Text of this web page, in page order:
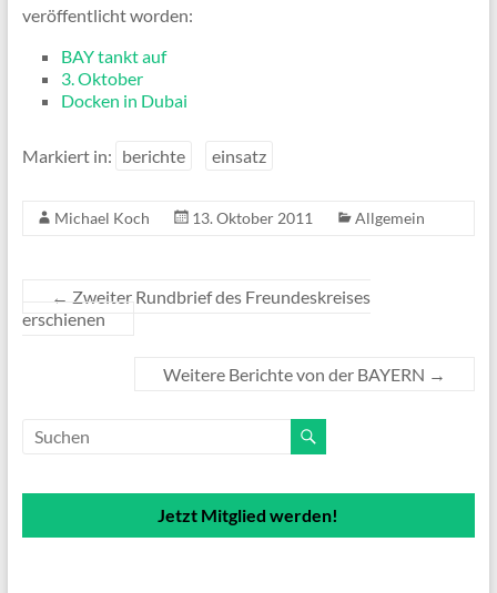
veröffentlicht worden:
BAY tankt auf
3. Oktober
Docken in Dubai
Markiert in: berichte einsatz
Michael Koch 13. Oktober 2011 Allgemein
← Zweiter Rundbrief des Freundeskreises
erschienen
Weitere Berichte von der BAYERN →
Jetzt Mitglied werden!